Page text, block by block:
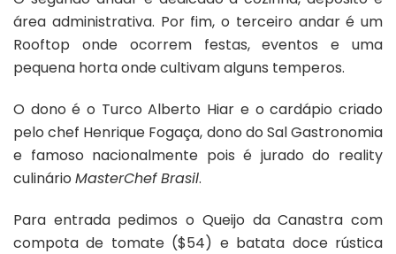
área administrativa. Por fim, o terceiro andar é um
Rooftop onde ocorrem festas, eventos e uma
pequena horta onde cultivam alguns temperos.
O dono é o Turco Alberto Hiar e o cardápio criado
pelo chef Henrique Fogaça, dono do Sal Gastronomia
e famoso nacionalmente pois é jurado do reality
culinário MasterChef Brasil.
Para entrada pedimos o Queijo da Canastra com
compota de tomate ($54) e batata doce rústica